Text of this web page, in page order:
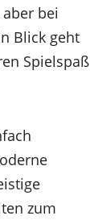
bei
Blick geht
Spielspaß
zum